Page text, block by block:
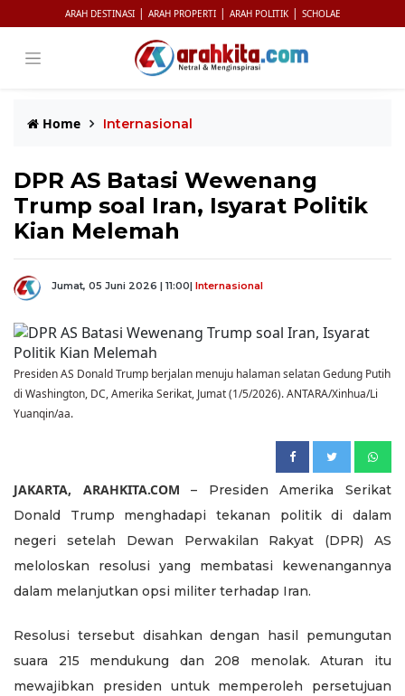
ARAH DESTINASI | ARAH PROPERTI | ARAH POLITIK | SCHOLAE
Home Internasional
DPR AS Batasi Wewenang
Trump soal Iran, Isyarat Politik
Kian Melemah
Jumat, 05 Juni 2026 | 11:00| Internasional
Presiden AS Donald Trump berjalan menuju halaman selatan Gedung Putih
di Washington, DC, Amerika Serikat, Jumat (1/5/2026). ANTARA/Xinhua/Li
Yuanqin/aa.
JAKARTA, ARAHKITA.COM – Presiden Amerika Serikat
Donald Trump menghadapi tekanan politik di dalam
negeri setelah Dewan Perwakilan Rakyat (DPR) AS
meloloskan resolusi yang membatasi kewenangannya
dalam melanjutkan opsi militer terhadap Iran.
Resolusi tersebut disahkan dengan hasil pemungutan
suara 215 mendukung dan 208 menolak. Aturan itu
mewajibkan presiden untuk memperoleh persetujuan